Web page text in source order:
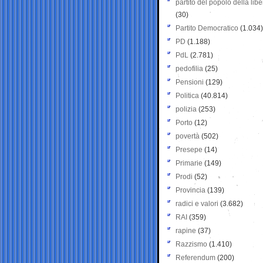
partito del popolo della
(30)
Partito Democratico (1.034)
PD (1.188)
PdL (2.781)
pedofilia (25)
Pensioni (129)
Politica (40.814)
polizia (253)
Porto (12)
povertà (502)
Presepe (14)
Primarie (149)
Prodi (52)
Provincia (139)
radici e valori (3.682)
RAI (359)
rapine (37)
Razzismo (1.410)
Referendum (200)